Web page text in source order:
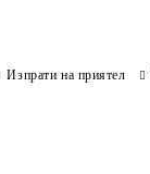
Изпрати на приятел